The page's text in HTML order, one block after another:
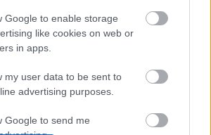
Google to enable storage
like cookies on web or
in apps.
my user data to be sent to
advertising purposes.
Google to send me
az e-Trafó online programsorozat
kortárs drámák,